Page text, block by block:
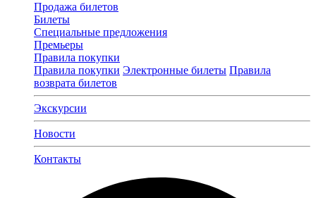
Продажа билетов
Билеты
Специальные предложения
Премьеры
Правила покупки
Правила покупки Электронные билеты Правила
возврата билетов
Экскурсии
Новости
Контакты